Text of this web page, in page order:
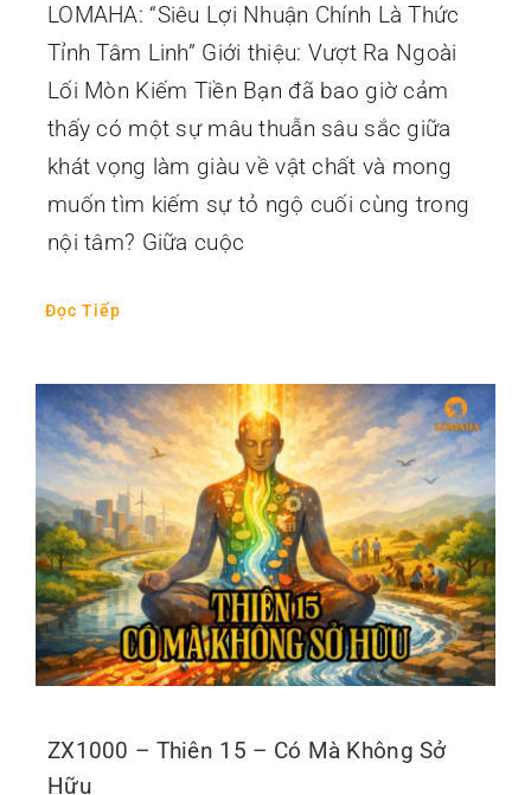
LOMAHA: “Siêu Lợi Nhuận Chính Là Thức
Tỉnh Tâm Linh” Giới thiệu: Vượt Ra Ngoài
Lối Mòn Kiếm Tiền Bạn đã bao giờ cảm
thấy có một sự mâu thuẫn sâu sắc giữa
khát vọng làm giàu về vật chất và mong
muốn tìm kiếm sự tỏ ngộ cuối cùng trong
nội tâm? Giữa cuộc
Đọc Tiếp
ZX1000 – Thiên 15 – Có Mà Không Sở
Hữu